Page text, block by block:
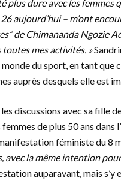
plus dure avec les femmes
aujourd’hui – m’ont
de Chimananda Ngozie
mes activités. »
du sport, en tant
auprès desquels elle est
discussions avec sa fille
de plus 50 ans dans
féministe du 8
la même intention
auparavant, mais s’y